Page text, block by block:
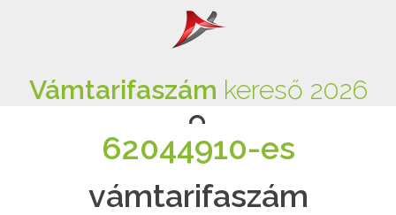
Vámtarifaszám kereső 2026
62044910-es
vámtarifaszám